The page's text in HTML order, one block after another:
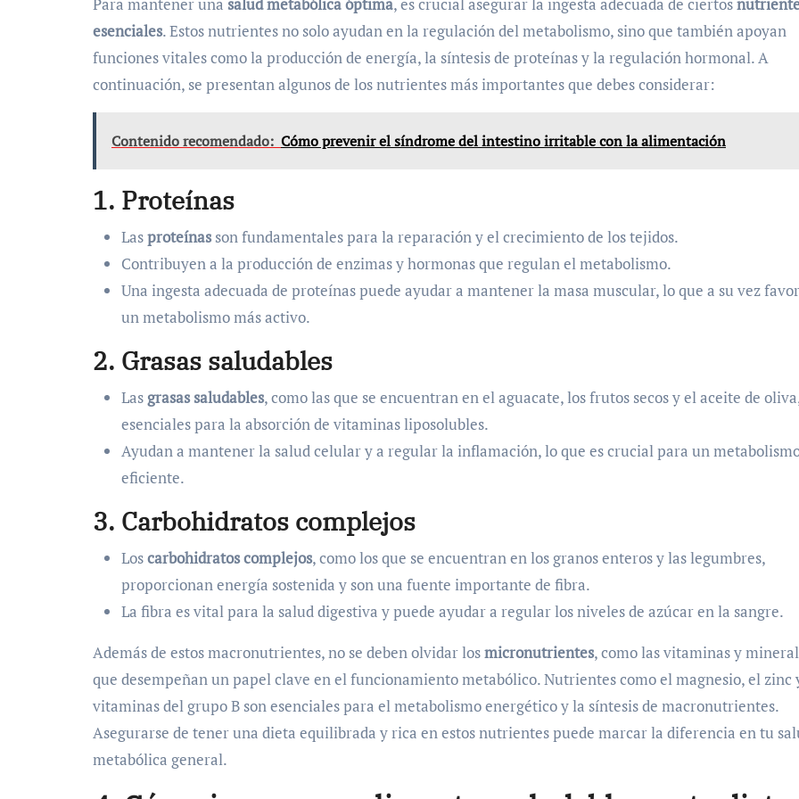
esenciales. Estos nutrientes no solo ayudan en la regulación del metabolismo, sino que también apoyan
funciones vitales como la producción de energía, la síntesis de proteínas y la regulación hormonal. A
continuación, se presentan algunos de los nutrientes más importantes que debes considerar:
Contenido recomendado: Cómo prevenir el síndrome del intestino irritable con la alimentación
1. Proteínas
Lasproteínasson fundamentales para la reparación y el crecimiento de los tejidos.
Contribuyen a la producción de enzimas y hormonas que regulan el metabolismo.
Una ingesta adecuada de proteínas puede ayudar a mantener la masa muscular, lo que a su vez
un metabolismo más activo.
2. Grasas saludables
Las grasas saludables, como las que se encuentran en el aguacate, los frutos secos y el aceite de
esenciales para la absorción de vitaminas liposolubles.
Ayudan a mantener la salud celular y a regular la inflamación, lo que es crucial para un
eficiente.
3. Carbohidratos complejos
Loscarbohidratos complejos, como los que se encuentran en los granos enteros y las legumbres,
proporcionan energía sostenida y son una fuente importante de fibra.
La fibra es vital para la salud digestiva y puede ayudar a regular los niveles de azúcar en la sangre.
Además de estos macronutrientes, no se deben olvidar losmicronutrientes, como las vitaminas y
que desempeñan un papel clave en el funcionamiento metabólico. Nutrientes como el magnesio, el zinc
vitaminas del grupo B son esenciales para el metabolismo energético y la síntesis de macronutrientes.
Asegurarse de tener una dieta equilibrada y rica en estos nutrientes puede marcar la diferencia en tu
metabólica general.